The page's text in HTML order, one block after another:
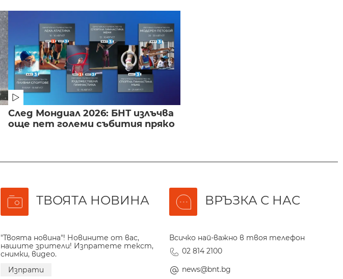
След Мондиал 2026: БНТ излъчва
още пет големи събития пряко
ТВОЯТА НОВИНА
"Твоята новина"! Новините от вас,
нашите зрители! Изпратете текст,
снимки, видео.
Изпрати
ВРЪЗКА С НАС
Всичко най-важно в твоя телефон
02 814 2100
news@bnt.bg